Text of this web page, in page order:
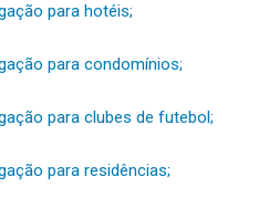
para hotéis;
para condomínios;
para clubes de futebol;
para residências;